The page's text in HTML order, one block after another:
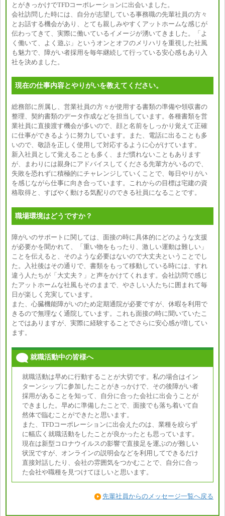
とがきっかけでTFDコーポレーションに出会いました。
会社訪問した時には、自分が志望している事務職の先輩社員の方々
とお話する機会があり、とても親しみやすくアットホームな感じが
伝わってきて、実際に働いているイメージが湧いてきました。「よ
く働いて、よく遊ぶ」というオンとオフのメリハリを重視した社風
も魅力で、障がい者採用を毎年継続して行っている安心感もあり入
社を決めました。
現在の仕事内容とやりがいを教えてください。
総務部に所属し、営業社員の方々が使用する書類の準備や領収書の
整理、契約書類のデータ作成などを担当しています。各種書類を営
業社員に直接渡す機会が多いので、顔と名前をしっかり覚えて正確
に仕事ができるように努力しています。また、電話に出ることも多
いので、敬語を正しく使用して対応するように心がけています。
新入社員として覚えることも多く、まだ慣れないこともあります
が、まわりには親身にアドバイスしてくださる先輩方がいるので、
失敗を恐れずに積極的にチャレンジしていくことで、毎日やりがい
を感じながら仕事に向き合っています。これからの目標は宅建の資
格取得と、すばやく動ける気配りのできる社員になることです。
職場環境はどうですか？
障がいのサポートに関しては、面接の時に具体的にどのような支援
が必要かを聞かれて、「重い物をもったり、激しい運動は難しい」
ことを伝えると、そのような必要はないので大丈夫ということでし
た。入社後はその通りで、書類をもって移動している時には、すれ
違う人たちが「大丈夫？」と声をかけてくれます。会社訪問で感じ
たアットホームな社風もそのままで、やさしい人たちに囲まれて毎
日が楽しく充実しています。
また、心臓機能障がいのため定期通院が必要ですが、休暇を利用で
きるので無理なく通院しています。これも面接の時に聞いていたこ
とではありますが、実際に経験することでさらに安心感が増してい
ます。
就職活動中の皆様へ
就職活動は早めに行動することが大切です。私の場合はイン
ターンシップに参加したことがきっかけで、その後障がい者
採用があることを知って、自分に合った会社に出会うことが
できました。早めに準備したことで、面接でも落ち着いて自
然体で臨むことができたと思います。
また、TFDコーポレーションに出会えたのは、業種を絞らず
に幅広く就職活動をしたことが良かったとも思っています。
現在は新型コロナウイルスの影響で直接足を運ぶのが難しい
状況ですが、オンラインの説明会などを利用してできるだけ
直接対話したり、会社の雰囲気をつかむことで、自分に合っ
た会社や職種を見つけてほしいと思います。
先輩社員からのメッセージ一覧へ戻る